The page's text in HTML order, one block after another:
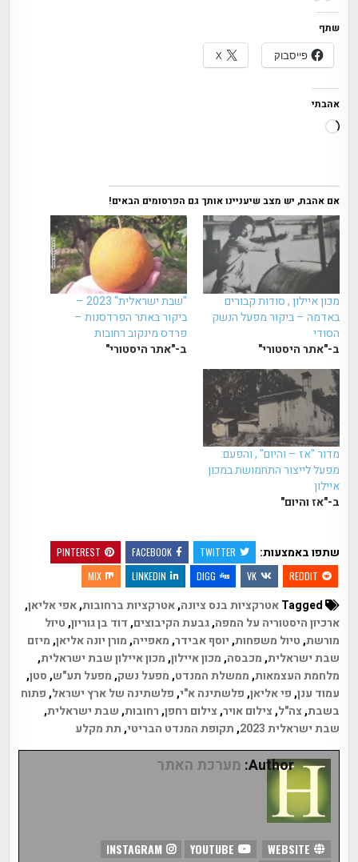
שתף
פייסבוק
X
אהבתי
טוען...
אם אהבת, יש מצב שיעניינו אותך גם הפרסומים הבאים!
מכון איילון , סודות קבורים
באדמה – ביקור מפעל הנשק
הסודי
ב-"אתר היסטורי"
"שבת ישראלית" 2023 –
ביקור באתר הפרדסנות –
פרדס מינקוב רחובות
ב-"אתר היסטורי"
מדור "אז – והיום" , והפעם:
מפעל לייצור התחמושת במכון
איילון
ב-"אז והיום"
שתפו באמצעות: TWITTER
FACEBOOK
PINTEREST
REDDIT
VK
DIGG
LINKEDIN
MIX
אטרקציות בנס ציונה,אטרקציות ברחובות,אפי אליאן,
ארכיון היסטוריה על המפה,גבעת הקיבוצים,דוד בן גוריון,טיול
מורשת,טיול משפחות,יוסף אבידר,מאפייה,מורן יונה אליאן,מיזם
שבת ישראלית,מכבסה,מכון איילון,מכון איילון שבת ישראלית,
מלחמת העצמאות,ממשלת המנדט,מפעל נשק,מפעל תע"ש,סטן,
עמוד ענן,פי אליאן,פלשתינה א"י,פלשתינה של ארץ ישראל,פתוח
בשבת,צה"ל,צילום אויר,צילום רחפן,רחובות,שבת ישראלית,
שבת ישראלית 2023
,תקופת המנדט הבריטי,תת מקלע
Author: מערכת האתר
INSTAGRAM